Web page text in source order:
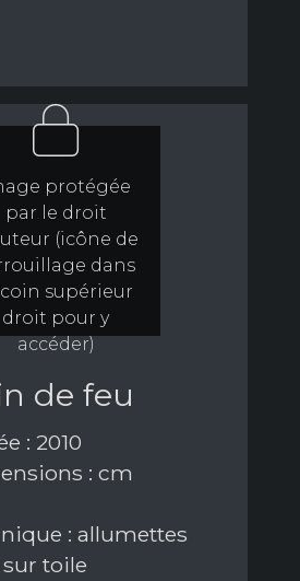
protégée
par le droit
(icône de
dans
coin supérieur
droit pour y
accéder)
de feu
: 2010
: cm
: allumettes
toile